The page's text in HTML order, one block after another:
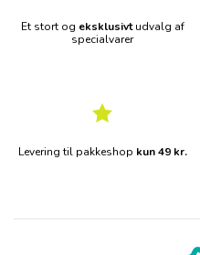
Et stort og eksklusivtudvalg af
specialvarer
Levering til pakkeshop kun 49 kr.